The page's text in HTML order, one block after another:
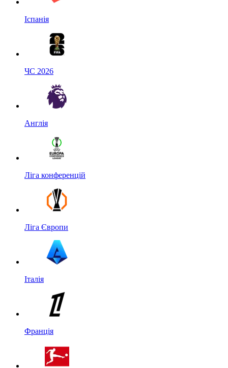
Іспанія
ЧС 2026
Англія
Ліга конференцій
Ліга Європи
Італія
Франція